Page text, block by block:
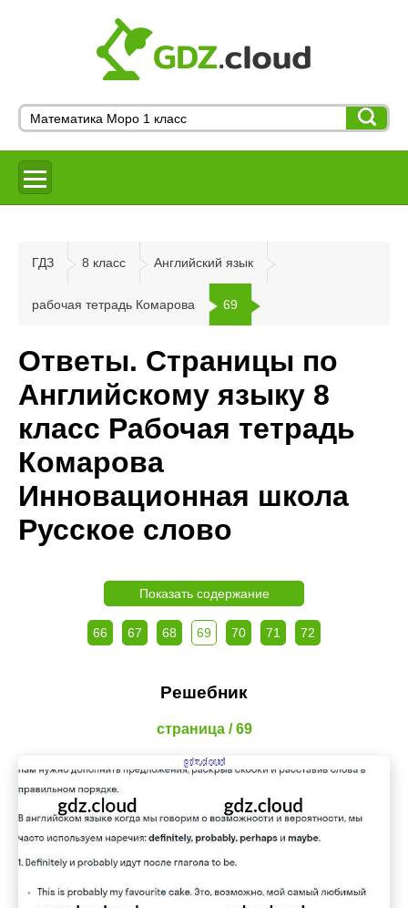
ГДЗ 8 класс Английский язык
рабочая тетрадь Комарова 69
Ответы. Страницы по
Английскому языку 8
класс Рабочая тетрадь
Комарова
Инновационная школа
Русское слово
Показать содержание
66 67 68 69 70 71 72
Решебник
страница / 69